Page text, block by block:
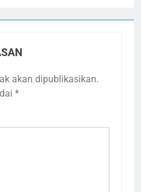
akan dipublikasikan.
*